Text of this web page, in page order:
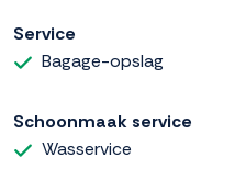
Service
Bagage-opslag
Schoonmaak service
Wasservice